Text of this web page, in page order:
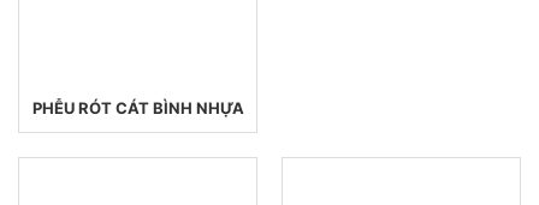
PHỄU RÓT CÁT BÌNH NHỰA